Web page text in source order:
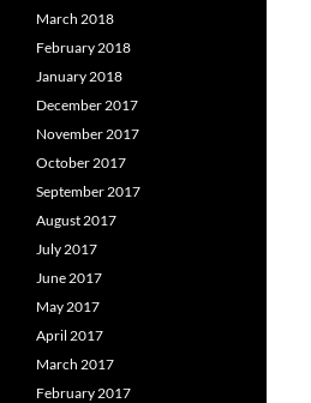
March 2018
February 2018
January 2018
December 2017
November 2017
October 2017
September 2017
August 2017
July 2017
June 2017
May 2017
April 2017
March 2017
February 2017